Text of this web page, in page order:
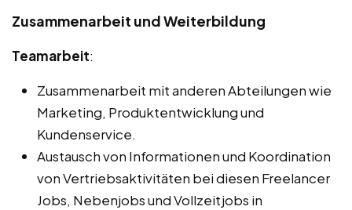
Zusammenarbeit und Weiterbildung
Teamarbeit:
Zusammenarbeit mit anderen Abteilungen wie
Marketing, Produktentwicklung und
Kundenservice.
Austausch von Informationen und Koordination
von Vertriebsaktivitäten bei diesen Freelancer
Jobs, Nebenjobs und Vollzeitjobs in